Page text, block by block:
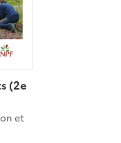
(2e
et